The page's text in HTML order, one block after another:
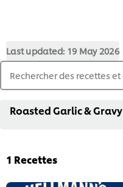
Last updated: 19 May 2026
Roasted Garlic & Gravy
1 Recettes